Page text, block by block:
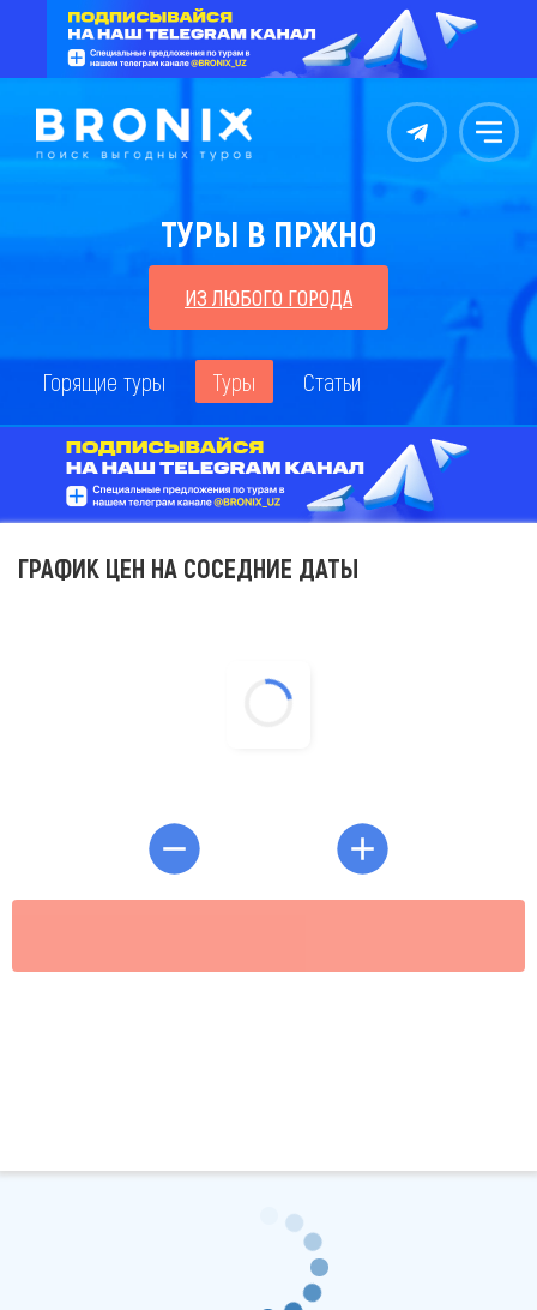
Контакты Меню
ТУРЫ В ПРЖНО
ИЗ ЛЮБОГО ГОРОДА
Горящие туры Туры Статьи
ГРАФИК ЦЕН НА СОСЕДНИЕ ДАТЫ